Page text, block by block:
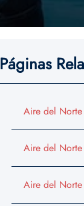
Páginas
Aire del
Aire del
Aire del